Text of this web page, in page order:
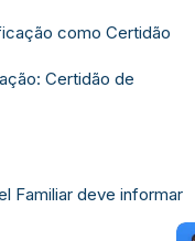
como Certidão
Certidão de
Familiar deve informar